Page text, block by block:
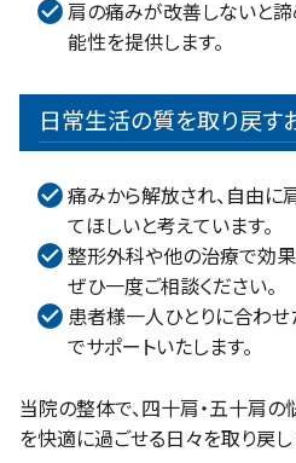
肩の痛みが改善しないと諦
能性を提供します。
日常生活の質を取り戻す
痛みから解放され、自由に
てほしいと考えています。
整形外科や他の治療で効果
ぜひ一度ご相談ください。
患者様一人ひとりに合わ
でサポートいたします。
当院の整体で、四十肩・五十肩
を快適に過ごせる日々を取り戻し